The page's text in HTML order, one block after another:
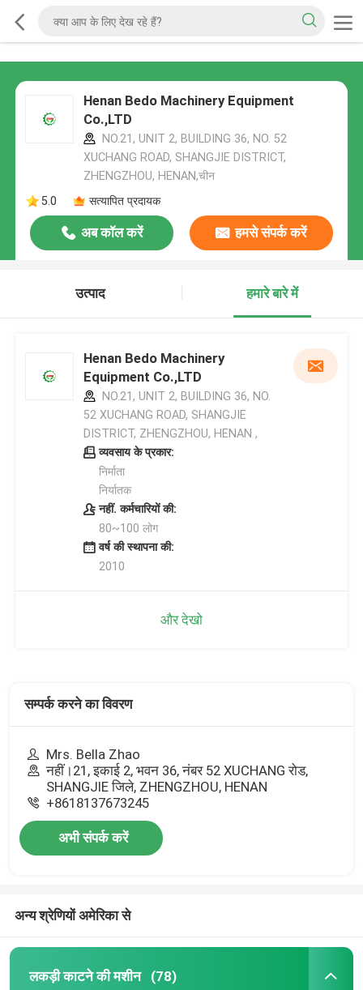
Henan Bedo Machinery Equipment
Co.,LTD
NO.21, UNIT 2, BUILDING 36, NO. 52
XUCHANG ROAD, SHANGJIE DISTRICT,
ZHENGZHOU, HENAN,चीन
5.0
सत्यापित प्रदायक
अब कॉल करें हमसे संपर्क करें
उत्पाद हमारे बारे में
Henan Bedo Machinery
Equipment Co.,LTD
NO.21, UNIT 2, BUILDING 36, NO.
52 XUCHANG ROAD, SHANGJIE
DISTRICT, ZHENGZHOU, HENAN ,
व्यवसाय के प्रकार:
निर्माता
निर्यातक
नहीं. कर्मचारियों की:
80~100 लोग
वर्ष की स्थापना की:
2010
और देखो
सम्पर्क करने का विवरण
Mrs. Bella Zhao
नहीं।21, इकाई 2, भवन 36, नंबर 52 XUCHANG रोड,
SHANGJIE जिले, ZHENGZHOU, HENAN
+8618137673245
अभी संपर्क करें
अन्य श्रेणियों अमेरिका से
लकड़ी काटने की मशीन (78)